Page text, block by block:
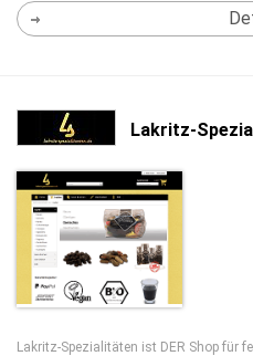
Lakritz-
Lakritz-Spezialitäten ist DER Shop für